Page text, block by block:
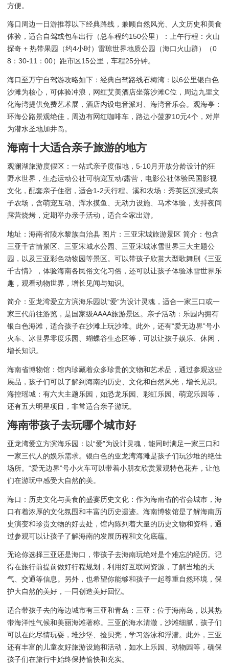
方便。
海口周边一日游推荐以下经典路线，兼顾自然风光、人文历史和美食
体验，适合自驾或包车出行（总车程约150公里）：上午行程：火山
探奇 + 热带果园（约4小时）雷琼世界地质公园（海口火山群）（0
8：30-11：00）距市区15公里，车程25分钟。
海口至万宁自驾游攻略如下：经典自驾路线石梅湾：以6公里银白色
沙滩为核心，可体验冲浪，网红艾美酒店坐落沙滩C位，周边九里文
化海湾提供免费艺术展，酒店内设电音派对、海湾音乐会。观海亭：
环海公路景观绝佳，周边有网红咖啡车，路边小菠萝10元4个，对岸
为潜水圣地加井岛。
海南十大适合亲子旅游的地方
观澜湖旅游度假区：一站式亲子度假地，5-10月开放分龄设计的狂
野水世界，生态运动公社可萌宠互动/露营，电影公社体验民国影视
文化，配套亲子住宿，适合1-2天行程。溪和农场：秀英区沉浸式亲
子农场，含萌宠互动、浑水摸鱼、无动力设施、马术体验，支持夜间
露营烧烤，定期举办亲子活动，适合全家出游。
地址：海南省陵水黎族自治县 图片：三亚宋城旅游景区 简介：包含
三亚千古情景区、三亚宋城水公园、三亚宋城冰雪世界三大主题公
园，以及三亚彩色动物园等景区。可以带孩子欣赏大型歌舞剧《三亚
千古情》，体验海南各民俗文化习俗，还可以让孩子体验冰雪世界乐
趣，观看动物世界，增长见闻与知识。
简介：亚龙湾爱立方滨海乐园以“爱”为设计灵魂，适合一家三口或一
家三代前往游览，是国家级AAAA旅游景区。亲子活动：乐园内拥有
银白色海滩，适合孩子在沙滩上玩沙堆。此外，还有“爱无边界”号小
火车、冰世界零度乐园、蝴蝶谷生态区等，可以让孩子娱乐、休闲，
增长知识。
海南省博物馆：馆内珍藏着众多珍贵的文物和艺术品，通过参观这些
展品，孩子们可以了解到海南的历史、文化和自然风光，增长见识。
海控瑶城：有六大主题乐园，如恐龙乐园、彩虹乐园、萌宠乐园等，
还有五大明星项目，非常适合亲子游玩。
海南带孩子去玩哪个城市好
亚龙湾爱立方滨海乐园：以“爱”为设计灵魂，能同时满足一家三口和
一家三代人的娱乐需求。银白色的亚龙湾海滩是孩子们玩沙堆的绝佳
场所。“爱无边界”号小火车可以带着小朋友欣赏景观特色花卉，让他
们在游玩中感受大自然的美。
海口：历史文化与美食的盛宴历史文化：作为海南省的省会城市，海
口有着浓厚的文化氛围和丰富的历史遗迹。海南博物馆是了解海南历
史演变和珍贵文物的好去处，馆内陈列着大量的历史文物和资料，通
过参观可以让孩子了解海南的发展历程和文化底蕴。
无论你选择三亚还是海口，带孩子去海南玩绝对是个难忘的经历。记
得在旅行前提前做好行程规划，利用好互联网资源，了解当地的天
气、交通等信息。另外，也希望你能够和孩子一起尊重自然环境，保
护大自然的美好，一同创造美好回忆。
适合带孩子去的海边城市有三亚和青岛：三亚：位于海南岛，以其热
带海洋性气候和美丽海滩著称。三亚的海水清澈，沙滩细腻，孩子们
可以在此尽情玩耍，堆沙堡、捡贝壳，学习游泳和浮潜。此外，三亚
还有丰富的儿童友好旅游设施和活动，如水上乐园、动物园等，确保
孩子们在旅行中始终保持愉快和充实。